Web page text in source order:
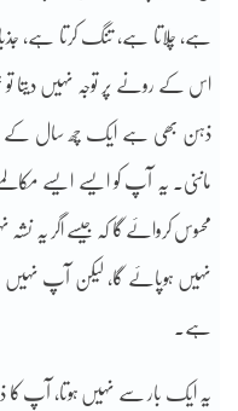
ہے، چلاتا ہے، تنگ کرتا ہے،
اس کے رونے پر توجہ نہیں دیتا
ذہن بھی ہے ایک چھ سال
ماننی۔ یہ آپ کو ایسے ایسے
محسوس کروائے گا کہ جیسے اگر یہ
نہیں ہوپائے گا، لیکن آپ
ہے۔
یہ ایک بار سے نہیں ہوتا، آپ کا